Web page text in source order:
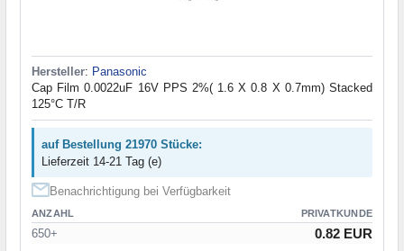
Hersteller: Panasonic
Cap Film 0.0022uF 16V PPS 2%( 1.6 X 0.8 X 0.7mm) Stacked
125°C T/R
auf Bestellung 21970 Stücke:
Lieferzeit 14-21 Tag (e)
Benachrichtigung bei Verfügbarkeit
ANZAHL PRIVATKUNDE
650+ 0.82 EUR